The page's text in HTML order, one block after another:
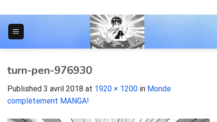
to
content
turn-pen-976930
Published 3 avril 2018 at 1920 × 1200 in Monde
complètement MANGA!